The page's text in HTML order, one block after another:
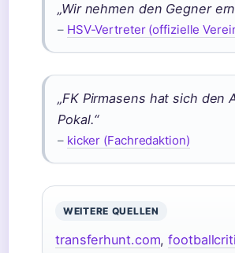
„Wir nehmen den Gegner
– HSV-Vertreter (offizielle
„FK Pirmasens hat sich
Pokal.“
– kicker (Fachredaktion)
WEITERE QUELLEN
transferhunt.com,